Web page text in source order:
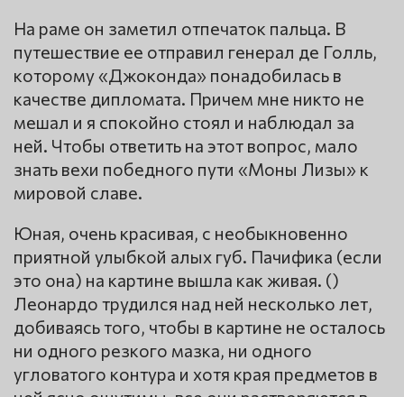
На раме он заметил отпечаток пальца. В
путешествие ее отправил генерал де Голль,
которому «Джоконда» понадобилась в
качестве дипломата. Причем мне никто не
мешал и я спокойно стоял и наблюдал за
ней. Чтобы ответить на этот вопрос, мало
знать вехи победного пути «Моны Лизы» к
мировой славе.
Юная, очень красивая, с необыкновенно
приятной улыбкой алых губ. Пачифика (если
это она) на картине вышла как живая. ()
Леонардо трудился над ней несколько лет,
добиваясь того, чтобы в картине не осталось
ни одного резкого мазка, ни одного
угловатого контура и хотя края предметов в